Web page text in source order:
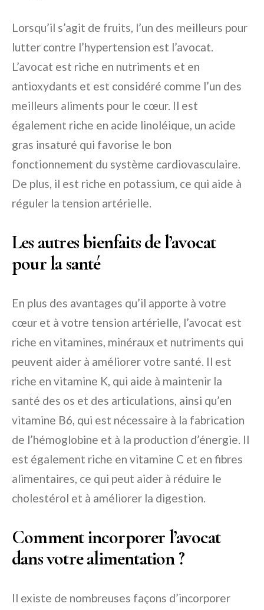
Lorsqu’il s’agit de fruits, l’un des meilleurs pour
lutter contre l’hypertension est l’avocat.
L’avocat est riche en nutriments et en
antioxydants et est considéré comme l’un des
meilleurs aliments pour le cœur. Il est
également riche en acide linoléique, un acide
gras insaturé qui favorise le bon
fonctionnement du système cardiovasculaire.
De plus, il est riche en potassium, ce qui aide à
réguler la tension artérielle.
Les autres bienfaits de l’avocat
pour la santé
En plus des avantages qu’il apporte à votre
cœur et à votre tension artérielle, l’avocat est
riche en vitamines, minéraux et nutriments qui
peuvent aider à améliorer votre santé. Il est
riche en vitamine K, qui aide à maintenir la
santé des os et des articulations, ainsi qu’en
vitamine B6, qui est nécessaire à la fabrication
de l’hémoglobine et à la production d’énergie. Il
est également riche en vitamine C et en fibres
alimentaires, ce qui peut aider à réduire le
cholestérol et à améliorer la digestion.
Comment incorporer l’avocat
dans votre alimentation ?
Il existe de nombreuses façons d’incorporer